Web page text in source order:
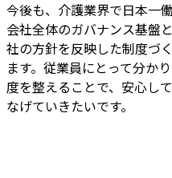
今後も、介護業界で日本一
会社全体のガバナンス基盤
社の方針を反映した制度づ
ます。従業員にとって分か
度を整えることで、安心し
なげていきたいです。